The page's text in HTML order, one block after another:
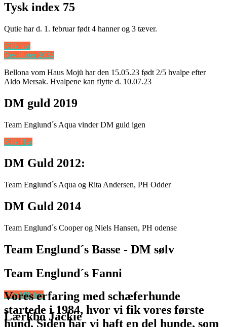
Tysk index 75
Qutie har d. 1. februar født 4 hanner og 3 tæver.
Klik her
Resultater 2024
Bellona vom Haus Mojü har den 15.05.23 født 2/5 hvalpe efter
Aldo Mersak. Hvalpene kan flytte d. 10.07.23
DM guld 2019
Team Englund´s Aqua vinder DM guld igen
Klik Her
DM Guld 2012:
Team Englund´s Aqua og Rita Andersen, PH Odder
DM Guld 2014
Team Englund´s Cooper og Niels Hansen, PH odense
Team Englund´s Basse - DM sølv
Team Englund´s Fanni
Info klik her
Lærkbo Jackie
Vores erfaring med schæferhunde
startede i 1984, hvor vi fik vores første
hund. Siden har vi haft en del hunde, som